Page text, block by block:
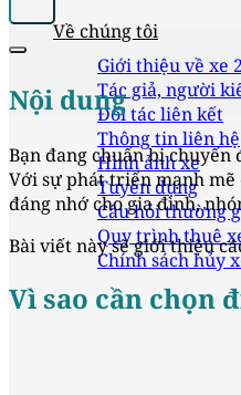
Về chúng tôi
Giới thiệu về xe
Tác giả, người
Đối tác liên kết
Thông tin liên hệ
Hình ảnh xe
Tuyển dụng
Câu hỏi thường
Quy trình thuê
Chính sách hủy
Nội dung
Bạn đang chuẩn bị
Với sự phát triển mạnh mẽ
đáng nhớ cho gia đình,
Bài viết này sẽ giới thiệu
Vì sao cần chọn